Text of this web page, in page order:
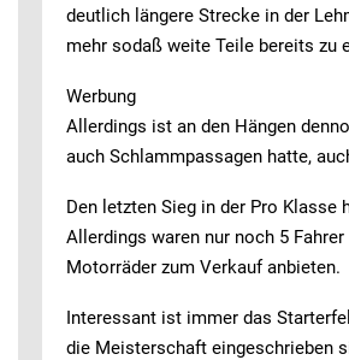
deutlich längere Strecke in der
mehr sodaß weite Teile bereits zu
Werbung
Allerdings ist an den Hängen
auch Schlammpassagen hatte,
Den letzten Sieg in der Pro
Allerdings waren nur noch 5
Motorräder zum Verkauf anbieten.
Interessant ist immer das
die Meisterschaft eingeschrieben